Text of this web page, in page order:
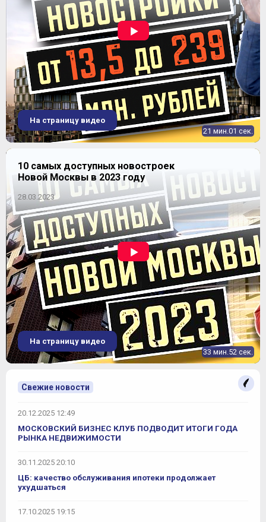
ЖК "Пехра"
21 мин.01 сек.
На страницу видео
10 самых доступных новостроек
Новой Москвы в 2023 году
28.03.2023
33 мин.52 сек.
На страницу видео
Свежие новости
20.12.2025 12:49
МОСКОВСКИЙ БИЗНЕС КЛУБ ПОДВОДИТ ИТОГИ ГОДА
РЫНКА НЕДВИЖИМОСТИ
30.11.2025 20:10
ЦБ: качество обслуживания ипотеки продолжает
ухудшаться
17.10.2025 19:15